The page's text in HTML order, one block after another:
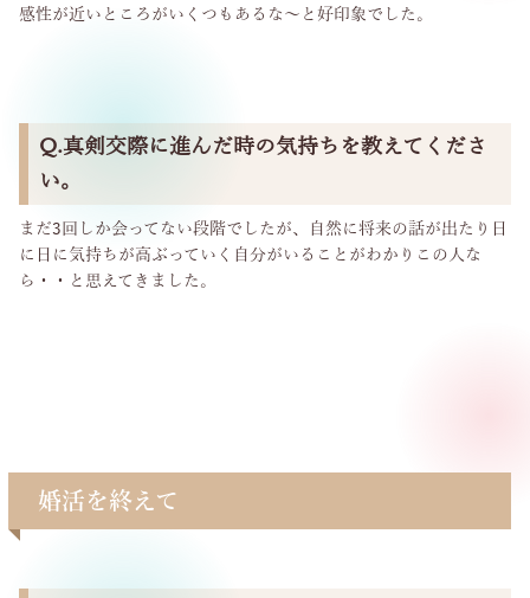
感性が近いところがいくつもあるな～と好印象でした。
Q.真剣交際に進んだ時の気持ちを教えてくださ
い。
まだ3回しか会ってない段階でしたが、自然に将来の話が出たり日
に日に気持ちが高ぶっていく自分がいることがわかりこの人な
ら・・と思えてきました。
婚活を終えて